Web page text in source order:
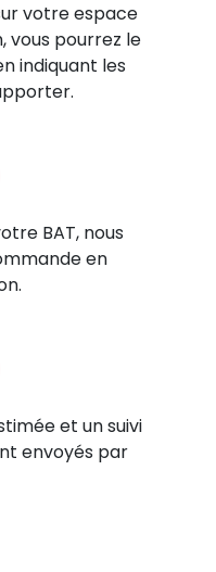
votre espace
vous pourrez le
indiquant les
BAT, nous
en
et un suivi
envoyés par